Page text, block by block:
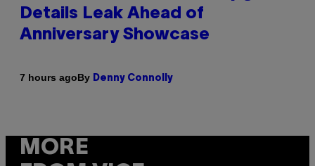
Details Leak Ahead of
Anniversary Showcase
7 hours agoBy Denny Connolly
MORE